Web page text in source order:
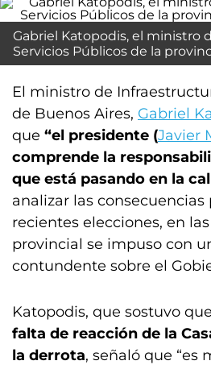
Gabriel Katopodis, el ministro
Servicios Públicos de la
El ministro de
de Buenos Aires, Gabriel
que “el presidente (Javier
comprende la
que está pasando en la
analizar las consecuencias
recientes elecciones, en
provincial se impuso con
contundente sobre el
Katopodis, que sostuvo
falta de reacción de la
la derrota, señaló que “es